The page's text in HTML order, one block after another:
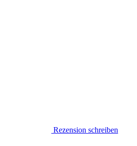
Rezension schreiben